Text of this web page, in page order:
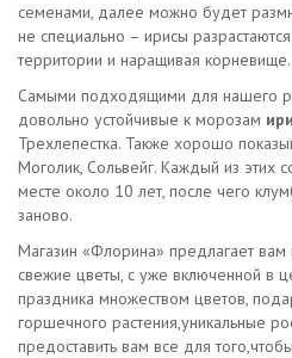
семенами, далее можно будет
не специально – ирисы
территории и наращивая корневище.
Самыми подходящими для нашего
довольно устойчивые к морозам
Трехлепестка. Также хорошо
Моголик, Сольвейг. Каждый из этих
месте около 10 лет, после чего
заново.
Магазин «Флорина» предлагает вам
свежие цветы, с уже включенной в
праздника множеством цветов,
горшечного растения,уникальные
предоставить вам все для